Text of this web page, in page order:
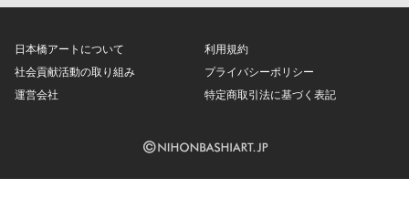
日本橋アートについて
社会貢献活動の取り組み
運営会社
利用規約
プライバシーポリシー
特定商取引法に基づく表記